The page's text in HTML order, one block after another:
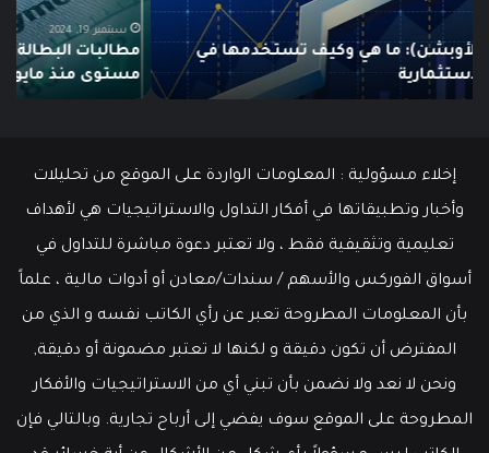
إلى
مستوى
منذ
مايو
عمل
سبتمبر 19, 2024
مطالبات البطالة في الولايات المتحدة تنخفض إلى أدنى
مستوى منذ مايو وسط سوق عمل قوي
إخلاء مسؤولية : المعلومات الواردة على الموقع من تحليلات
وأخبار وتطبيقاتها في أفكار التداول والاستراتيجيات هي لأهداف
تعليمية وتثقيفية فقط ، ولا تعتبر دعوة مباشرة للتداول في
أسواق الفوركس والأسهم / سندات/معادن أو أدوات مالية ، علماً
بأن المعلومات المطروحة تعبر عن رأي الكاتب نفسه و الذي من
المفترض أن تكون دقيقة و لكنها لا تعتبر مضمونة أو دقيقة,
ونحن لا نعد ولا نضمن بأن تبني أي من الاستراتيجيات والأفكار
المطروحة على الموقع سوف يفضي إلى أرباح تجارية. وبالتالي فإن